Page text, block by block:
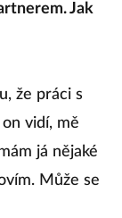
Jak
že práci s
vidí, mě
já nějaké
Může se